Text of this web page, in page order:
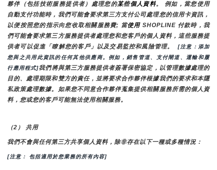
夥伴（包括技術服務提供者）處理您的某些個人資料。 例如，當您使用
自動支付功能時，我們可能會要求第三方支付公司處理您的信用卡資訊，
以便按照您的指示向您收取相關服務費; 當使用 SHOPLINE 付款時，我
們可能會要求第三方服務提供者處理您和您客戶的個人資料，這些服務提
供者可以促進「瞭解您的客戶」以及交易監控和風險管理。
[注意：添加
您與之共用此資訊的任何其他供應商。例如，銷售管道、支付閘道、運輸和履
行應用程式]我們將與第三方服務提供者簽署保密協定，以管理數據處理的
目的、處理期限和雙方的責任，並將要求合作夥伴根據我們的要求和本隱
私政策處理數據。如果您不同意合作夥伴蒐集提供相關服務所需的個人資
料，您或您的客戶可能無法使用相關服務。
（2） 共用
我們不會與任何第三方共享個人資料，除非存在以下一種或多種情況：
[注意： 包括適用於您業務的所有內容]